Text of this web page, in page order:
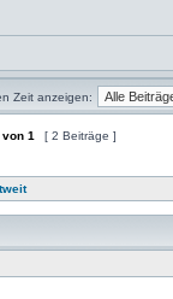
Zeit anzeigen:
von 1 [ 2 Beiträge ]